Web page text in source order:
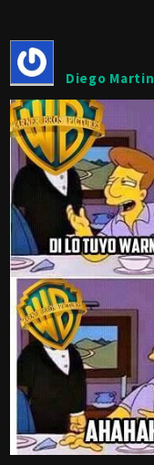
Diego Martin